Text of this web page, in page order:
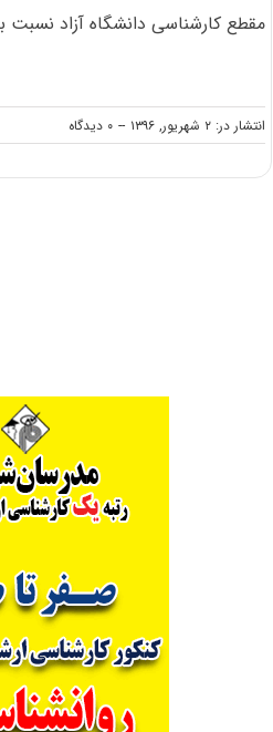
مقطع کارشناسی دانشگاه آزاد
انتشار در: ۲ شهریور, ۱۳۹۶ -- ۰ دیدگاه
on
افزایش